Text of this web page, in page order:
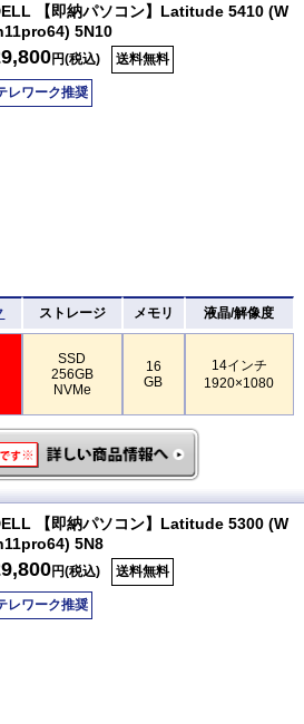
【即納パソコン】Latitude 5410 (W
5N10
円(税込) 送料無料
レワーク推奨
ストレージ メモリ 液晶/解像度
SSD
256GB
NVMe
16
GB
14インチ
1920×1080
【即納パソコン】Latitude 5300 (W
5N8
円(税込) 送料無料
レワーク推奨